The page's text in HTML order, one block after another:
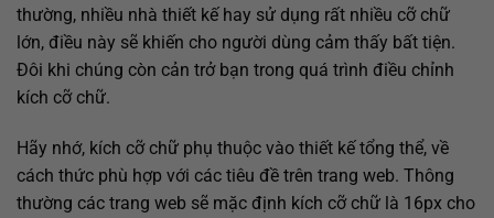
thường, nhiều nhà thiết kế hay sử dụng rất nhiều cỡ chữ
lớn, điều này sẽ khiến cho người dùng cảm thấy bất tiện.
Đôi khi chúng còn cản trở bạn trong quá trình điều chỉnh
kích cỡ chữ.
Hãy nhớ, kích cỡ chữ phụ thuộc vào thiết kế tổng thể, về
cách thức phù hợp với các tiêu đề trên trang web. Thông
thường các trang web sẽ mặc định kích cỡ chữ là 16px cho